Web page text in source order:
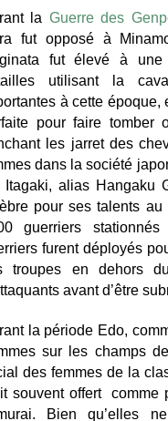
la Guerre des
fut opposé à
fut élevé à une
utilisant la
à cette
pour faire tomber
les jarret des
dans la société
Itagaki, alias
pour ses talents
guerriers
furent déployés
troupes en dehors
avant d’être
la période Edo,
sur les champs
des femmes de la
souvent offert comme
Bien qu’elles